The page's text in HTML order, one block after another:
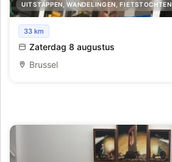
UITSTAPPEN, WANDELINGEN, FIETSTOCHTEN
Kunstwandeling
33 km
Zaterdag 8 augustus
Brussel